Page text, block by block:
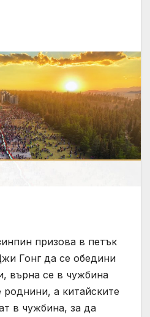
призова в петък
Гонг да се обедини
върна се в чужбина
роднини, а китайските
в чужбина, за да